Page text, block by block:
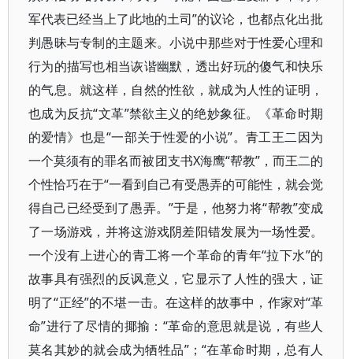
军代表已经当上了此地的土司”的议论，也都点化出批
判愚昧与专制的主题来。小说中那些对于性爱心理和
行为的描写也相当诙谐幽默，透出好玩的傻气和快乐
的气息。就这样，自然的性欲，就成为人性的证明，
也成为反抗“文革”禁欲主义的绝妙象征。《革命时期
的爱情》也是“一部关于性爱的小说”。青工王二因为
一个莫须有的罪名而被团支书X海鹰“帮教”，而王二的
个性恰巧在于“一看到自己有受愚弄的可能性，就会觉
得自己已经受到了愚弄。”于是，他努力将“帮教”变成
了一场游戏，并将这游戏阴差阳错发展为一场性爱。
一个没有上进心的青工将一个革命的青年“拉下水”的
故事具有强烈的反讽意义，它显示了人性的强大，证
明了“正经”的不堪一击。在这样的故事中，作家对“革
命”进行了尽情的揶揄：“革命的意思就是说，有些人
莫名其妙的就会成为牺牲品”；“在革命时期，总有人